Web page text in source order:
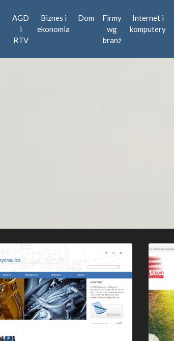
AGD
i
RTV
Biznes i
ekonomia
Dom
Firmy
wg
branż
Internet i
komputery